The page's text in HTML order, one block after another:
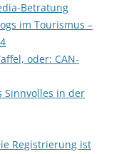
Betratung
im Tourismus –
oder: CAN-
Sinnvolles in der
Registrierung ist